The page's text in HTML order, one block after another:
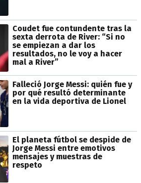
Coudet fue contundente tras la
sexta derrota de River: “Si no
se empiezan a dar los
resultados, no le voy a hacer
mal a River”
Falleció Jorge Messi: quién fue y
por qué resultó determinante
en la vida deportiva de Lionel
El planeta fútbol se despide de
Jorge Messi entre emotivos
mensajes y muestras de
respeto